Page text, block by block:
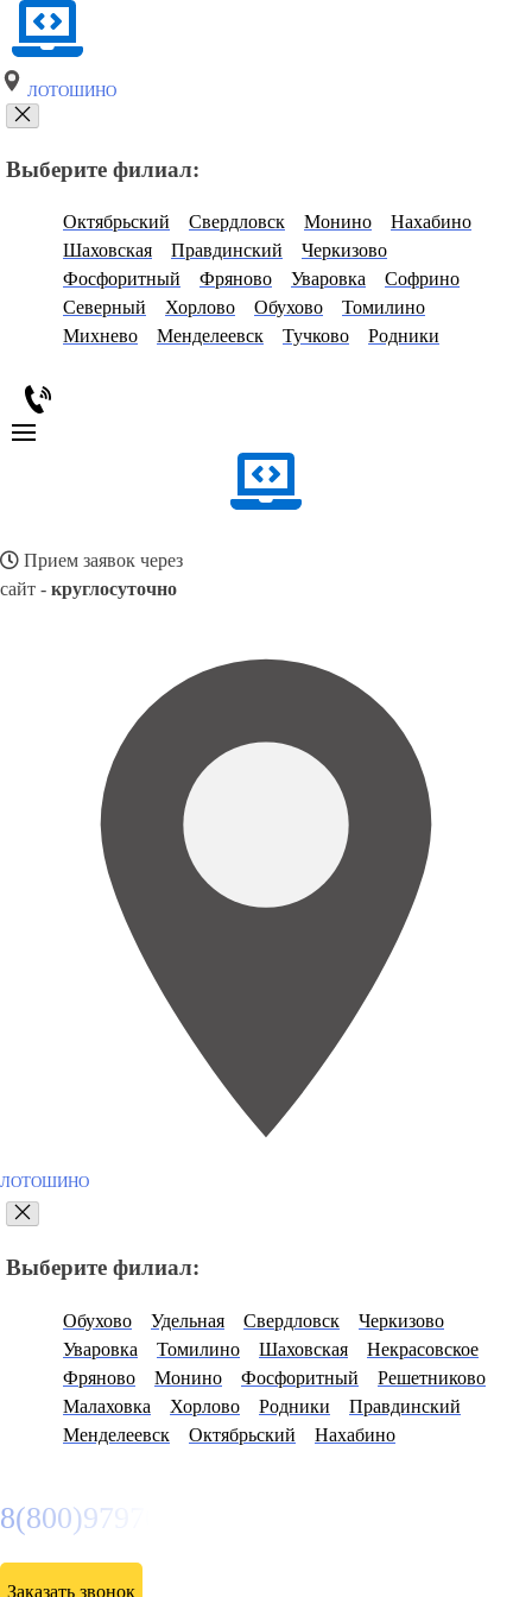
ЛОТОШИНО
Выберите филиал:
Октябрьский Свердловск Монино
Нахабино
Шаховская
Правдинский
Черкизово
Фосфоритный
Фряново Уваровка
Софрино
Северный
Хорлово Обухово
Томилино
Михнево
Менделеевск Тучково Родники
Прием заявок через
сайт - круглосуточно
ЛОТОШИНО
Выберите филиал:
Обухово Удельная Свердловск
Черкизово
Уваровка
Томилино Шаховская
Некрасовское
Фряново
Монино Фосфоритный
Решетниково
Малаховка
Хорлово Родники
Правдинский
Менделеевск
Октябрьский Нахабино
8(800)9797043
Заказать звонок